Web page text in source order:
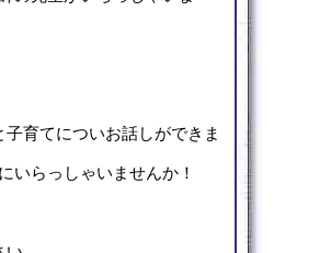
育てについお話しができま
いらっしゃいませんか！